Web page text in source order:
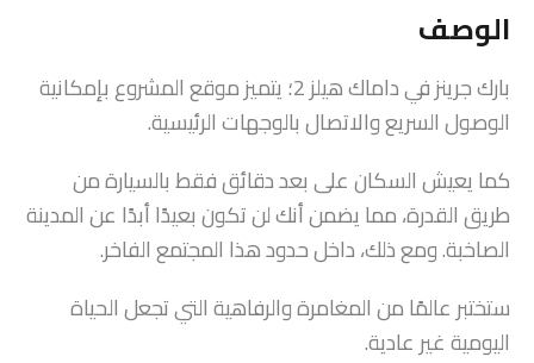
الوصف
بارك جرينز في داماك هيلز 2؛ يتميز موقع المشروع بإمكانية
الوصول السريع والاتصال بالوجهات الرئيسية.
كما يعيش السكان على بعد دقائق فقط بالسيارة من
طريق القدرة، مما يضمن أنك لن تكون بعيدًا أبدًا عن المدينة
الصاخبة. ومع ذلك، داخل حدود هذا المجتمع الفاخر.
ستختبر عالمًا من المغامرة والرفاهية التي تجعل الحياة
اليومية غير عادية.